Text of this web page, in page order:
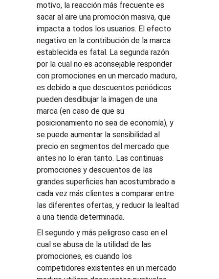
motivo, la reacción más frecuente es
sacar al aire una promoción masiva, que
impacta a todos los usuarios. El efecto
negativo en la contribución de la marca
establecida es fatal. La segunda razón
por la cual no es aconsejable responder
con promociones en un mercado maduro,
es debido a que descuentos periódicos
pueden desdibujar la imagen de una
marca (en caso de que su
posicionamiento no sea de economía), y
se puede aumentar la sensibilidad al
precio en segmentos del mercado que
antes no lo eran tanto. Las continuas
promociones y descuentos de las
grandes superficies han acostumbrado a
cada vez más clientes a comparar entre
las diferentes ofertas, y reducir la lealtad
a una tienda determinada.
El segundo y más peligroso caso en el
cual se abusa de la utilidad de las
promociones, es cuando los
competidores existentes en un mercado